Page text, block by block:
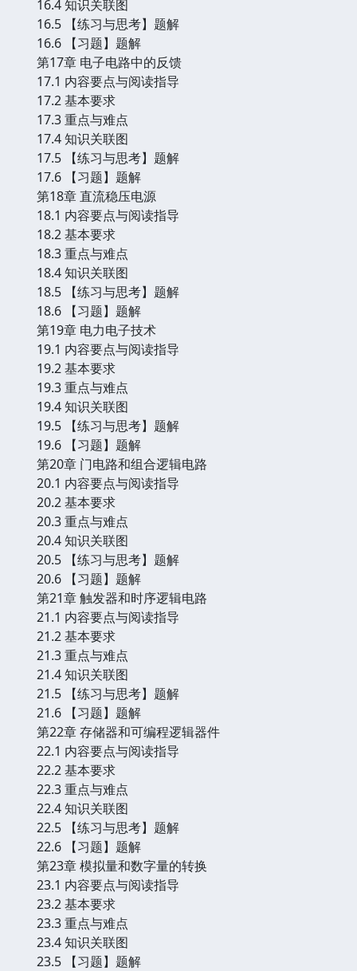
16.4 知识关联图
16.5 【练习与思考】题解
16.6 【习题】题解
第17章 电子电路中的反馈
17.1 内容要点与阅读指导
17.2 基本要求
17.3 重点与难点
17.4 知识关联图
17.5 【练习与思考】题解
17.6 【习题】题解
第18章 直流稳压电源
18.1 内容要点与阅读指导
18.2 基本要求
18.3 重点与难点
18.4 知识关联图
18.5 【练习与思考】题解
18.6 【习题】题解
第19章 电力电子技术
19.1 内容要点与阅读指导
19.2 基本要求
19.3 重点与难点
19.4 知识关联图
19.5 【练习与思考】题解
19.6 【习题】题解
第20章 门电路和组合逻辑电路
20.1 内容要点与阅读指导
20.2 基本要求
20.3 重点与难点
20.4 知识关联图
20.5 【练习与思考】题解
20.6 【习题】题解
第21章 触发器和时序逻辑电路
21.1 内容要点与阅读指导
21.2 基本要求
21.3 重点与难点
21.4 知识关联图
21.5 【练习与思考】题解
21.6 【习题】题解
第22章 存储器和可编程逻辑器件
22.1 内容要点与阅读指导
22.2 基本要求
22.3 重点与难点
22.4 知识关联图
22.5 【练习与思考】题解
22.6 【习题】题解
第23章 模拟量和数字量的转换
23.1 内容要点与阅读指导
23.2 基本要求
23.3 重点与难点
23.4 知识关联图
23.5 【习题】题解